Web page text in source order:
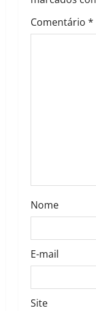
Comentário *
Nome
E-mail
Site